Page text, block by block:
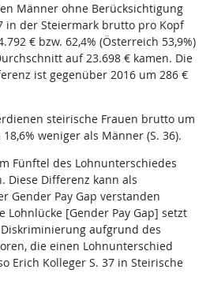
Männer ohne Berücksichtigung
in der Steiermark brutto pro Kopf
€ bzw. 62,4% (Österreich 53,9%)
auf 23.698 € kamen. Die
ist gegenüber 2016 um 286 €
steirische Frauen brutto um
weniger als Männer (S. 36).
Fünftel des Lohnunterschiedes
Diese Differenz kann als
Gender Pay Gap verstanden
Lohnlücke [Gender Pay Gap] setzt
aufgrund des
die einen Lohnunterschied
Erich Kolleger S. 37 in Steirische